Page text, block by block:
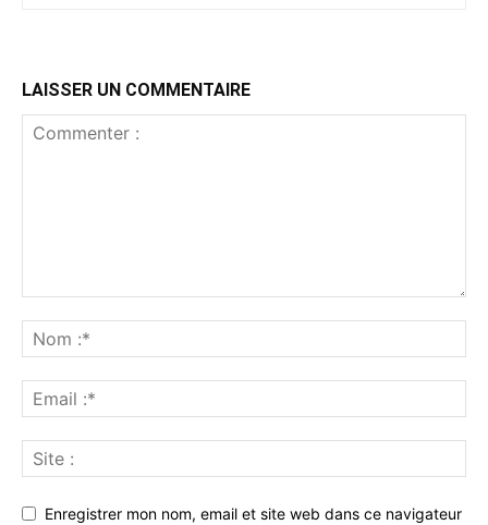
LAISSER UN COMMENTAIRE
Enregistrer mon nom, email et site web dans ce navigateur